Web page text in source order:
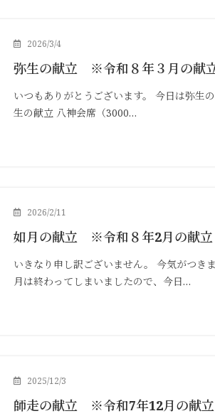
2026/3/4
弥生の献立 ※令和８年３月の献
いつもありがとうございます。 今日は弥生
生の献立 八神会席（3000…
2026/2/11
如月の献立 ※令和８年2月の献立
いきなり申し訳ございません。 今気がつき
月は終わってしまいましたので、今日…
2025/12/3
師走の献立 ※令和7年12月の献立